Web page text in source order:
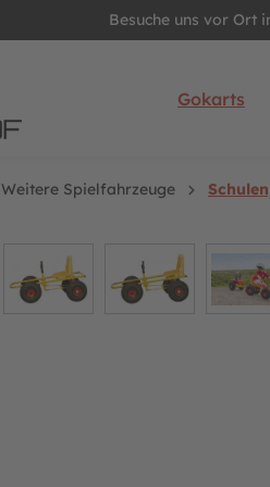
Besuche uns vor Ort
Gokarts
Weitere Spielfahrzeuge